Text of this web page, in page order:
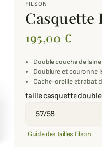
FILSON
Casquette
195,00 €
Double couche de
Doublure et couronne
Cache-oreille et rabat
taille casquette double
Guide des tailles Filson